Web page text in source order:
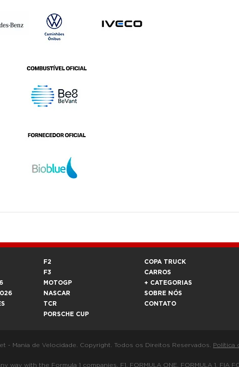
F2
F3
MOTOGP
NASCAR
TCR
PORSCHE CUP
COPA TRUCK
CARROS
+ CATEGORIAS
SOBRE NÓS
CONTATO
- Mania de Velocidade. Copyright. Todos os Direitos Reservados. Política
with the Formula 1 companies. F1, FORMULA ONE, FORMULA 1, FIA